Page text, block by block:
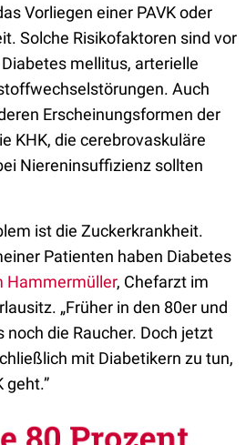
Vorliegen einer PAVK oder
Solche Risikofaktoren sind vor
mellitus, arterielle
Auch
Erscheinungsformen der
KHK, die cerebrovaskuläre
Niereninsuffizienz sollten
ist die Zuckerkrankheit.
Patienten haben Diabetes
Hammermüller, Chefarzt im
„Früher in den 80er und
die Raucher. Doch jetzt
mit Diabetikern zu tun,
geht.”